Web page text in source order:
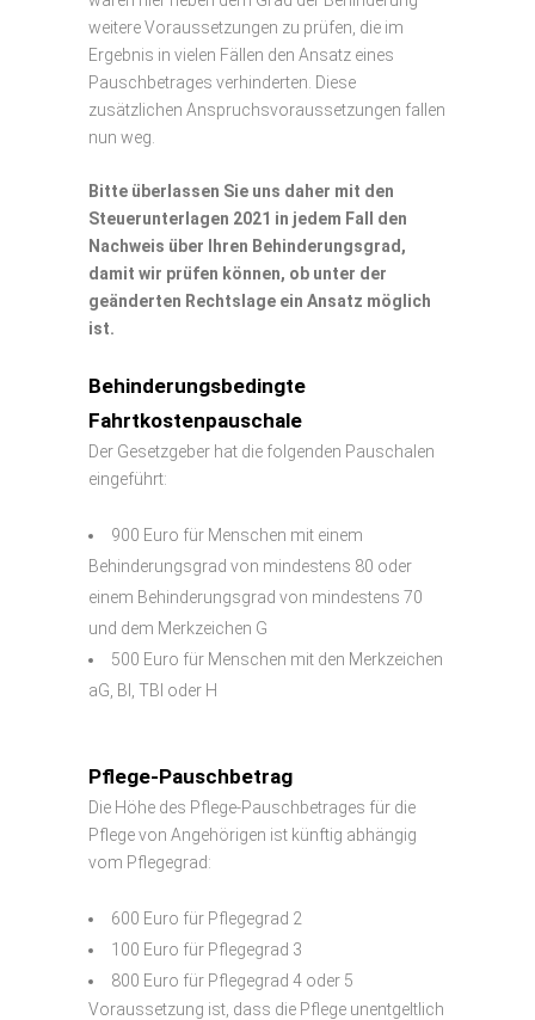
weitere Voraussetzungen zu prüfen, die im
Ergebnis in vielen Fällen den Ansatz eines
Pauschbetrages verhinderten. Diese
zusätzlichen Anspruchsvoraussetzungen fallen
nun weg.
Bitte überlassen Sie uns daher mit den
Steuerunterlagen 2021 in jedem Fall den
Nachweis über Ihren Behinderungsgrad,
damit wir prüfen können, ob unter der
geänderten Rechtslage ein Ansatz möglich
ist.
Behinderungsbedingte
Fahrtkostenpauschale
Der Gesetzgeber hat die folgenden Pauschalen
eingeführt:
900 Euro für Menschen mit einem
Behinderungsgrad von mindestens 80 oder
einem Behinderungsgrad von mindestens 70
und dem Merkzeichen G
500 Euro für Menschen mit den Merkzeichen
aG, Bl, TBl oder H
Pflege-Pauschbetrag
Die Höhe des Pflege-Pauschbetrages für die
Pflege von Angehörigen ist künftig abhängig
vom Pflegegrad:
600 Euro für Pflegegrad 2
100 Euro für Pflegegrad 3
800 Euro für Pflegegrad 4 oder 5
Voraussetzung ist, dass die Pflege unentgeltlich